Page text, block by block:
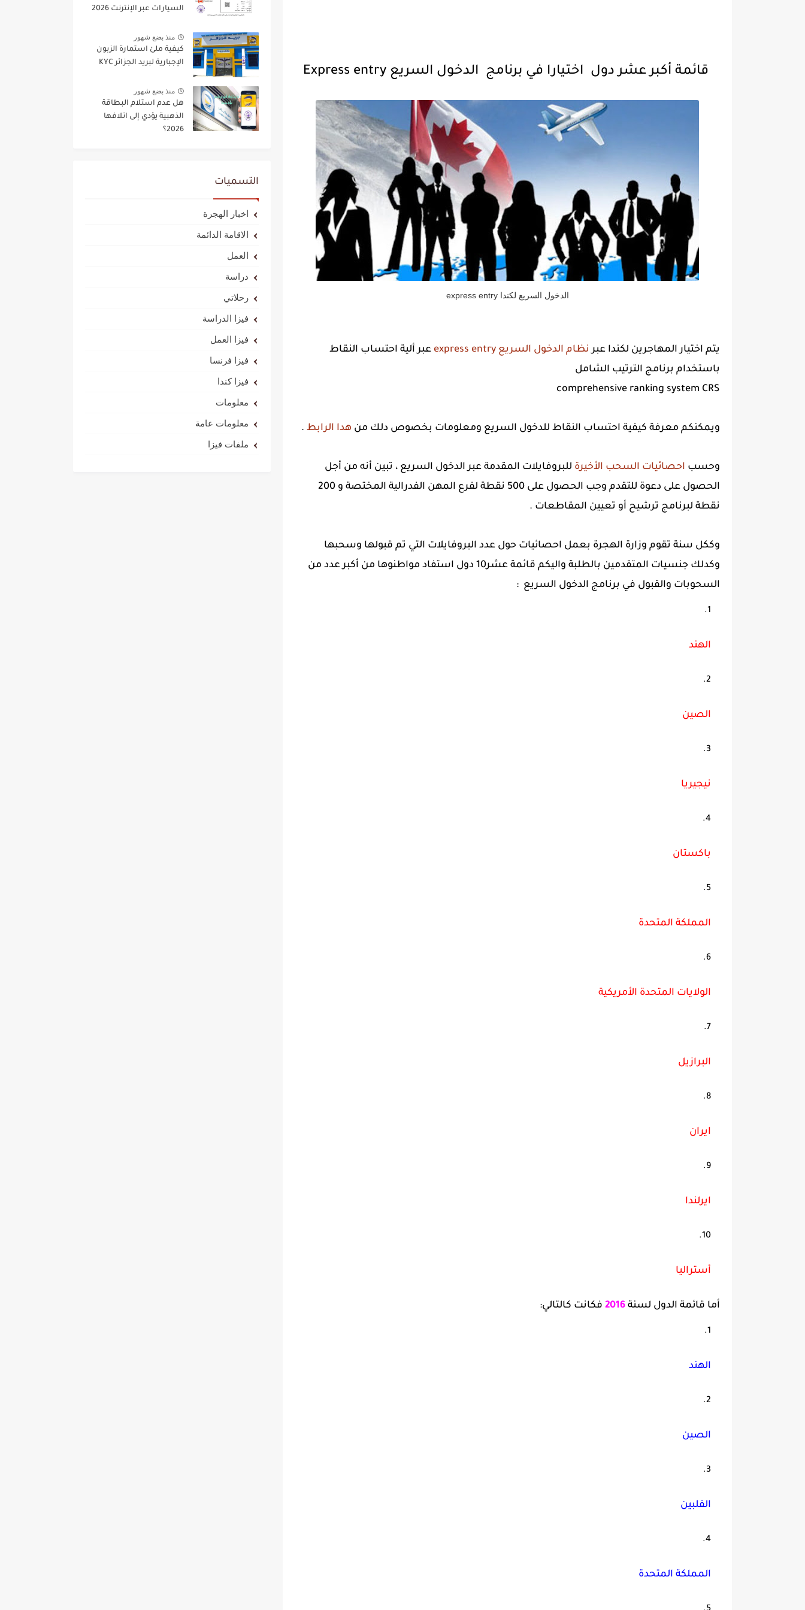
قائمة أكبر عشر دول اختيارا في برنامج الدخول السريع Express entry
الدخول السريع لكندا express entry
يتم اختيار المهاجرين لكندا عبرنظام الدخول السريع express entry
عبر ألية احتساب النقاط
باستخدام برنامج الترتيب الشامل
comprehensive ranking system CRS
ويمكنكم معرفة كيفية احتساب النقاط للدخول السريع ومعلومات بخصوص دلك من هدا الرابط .
وحسب احصائيات السحب الأخيرة للبروفايلات المقدمة عبر الدخول السريع ، تبين أنه من أجل
الحصول على دعوة للتقدم وجب الحصول على 500 نقطة لفرع المهن الفدرالية المختصة و 200
نقطة لبرنامج ترشيح أو تعيين المقاطعات .
وككل سنة تقوم وزارة الهجرة بعمل احصائيات حول عدد البروفايلات التي تم قبولها وسحبها
وكدلك جنسيات المتقدمين بالطلبة واليكم قائمة عشر10 دول استفاد مواطنوها من أكبر عدد من
السحوبات والقبول في برنامج الدخول السريع :
الهند
الصين
نيجيريا
باكستان
المملكة المتحدة
الولايات المتحدة الأمريكية
البرازيل
ايران
ايرلندا
أستراليا
أما قائمة الدول لسنة 2016 فكانت كالتالي:
الهند
الصين
الفلبين
المملكة المتحدة
السيارات عبر الإنترنت 2026
منذ بضع شهور
كيفية ملئ استمارة الزبون
الإجبارية لبريد الجزائر KYC
منذ بضع شهور
هل عدم استلام البطاقة
الذهبية يؤدي إلى اتلافها
2026؟
التسميات
اخبار الهجرة
الاقامة الدائمة
العمل
دراسة
رحلاتي
فيزا الدراسة
فيزا العمل
فيزا فرنسا
فيزا كندا
معلومات
معلومات عامة
ملفات فيزا